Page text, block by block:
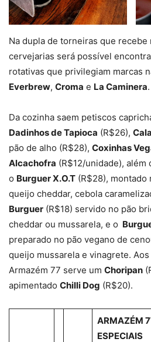
Na dupla de torneiras que
cervejarias será possível
rotativas que privilegiam marcas
Everbrew, Croma e La Caminera.
Da cozinha saem petiscos
Dadinhos de Tapioca (R$26),
pão de alho (R$28), Coxinhas
Alcachofra (R$12/unidade),
o Burguer X.O.T (R$28), montado
queijo cheddar, cebola
Burguer (R$18) servido no pão
cheddar ou mussarela, e o
preparado no pão vegano de
queijo mussarela e vinagrete.
Armazém 77 serve um Choripan
apimentado Chilli Dog (R$20).
ARMAZÉM
ESPECIAIS